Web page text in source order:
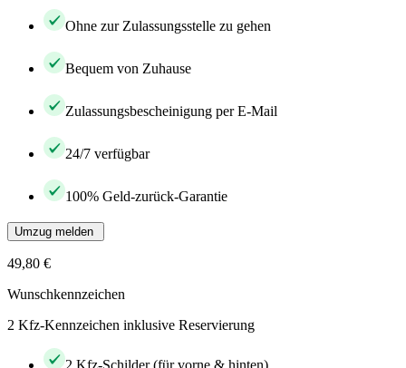
Ohne zur Zulassungsstelle zu gehen
Bequem von Zuhause
Zulassungsbescheinigung per E-Mail
24/7 verfügbar
100% Geld-zurück-Garantie
Umzug melden
49,80 €
Wunschkennzeichen
2 Kfz-Kennzeichen inklusive Reservierung
2 Kfz-Schilder (für vorne & hinten)